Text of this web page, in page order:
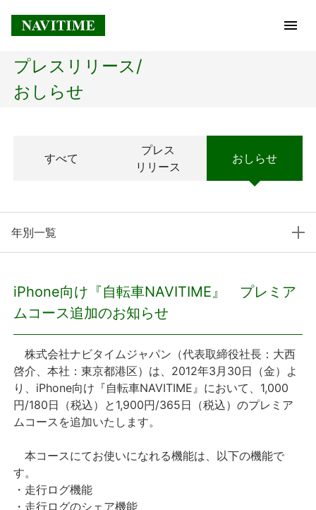
トップページ
経営理念
プレスリリース
プレスリリース
おしらせ
サービス
個人向けサービス
法人向けサービス
プレスリリース/
おしらせ
すべて
プレス
リリース
おしらせ
年別一覧
iPhone向け『自転車NAVITIME』 プレミア
ムコース追加のお知らせ
株式会社ナビタイムジャパン（代表取締役社長：大西
啓介、本社：東京都港区）は、2012年3月30日（金）よ
り、iPhone向け『自転車NAVITIME』において、1,000
円/180日（税込）と1,900円/365日（税込）のプレミア
ムコースを追加いたします。
本コースにてお使いになれる機能は、以下の機能で
す。
・走行ログ機能
・走行ログのシェア機能